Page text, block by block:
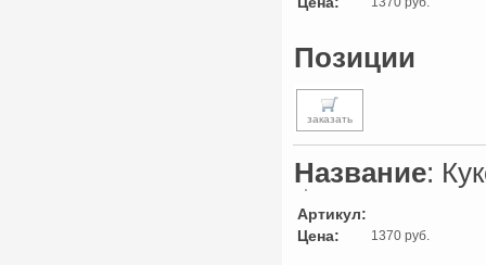
Позиции
заказать
Название:
Артикул:
Цена:
1370 руб.